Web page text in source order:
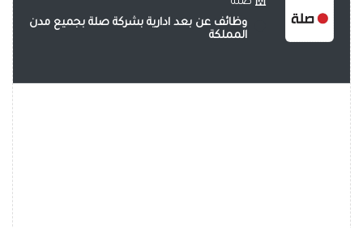
وظائف عن بعد ادارية بشركة صلة بجميع مدن
المملكة